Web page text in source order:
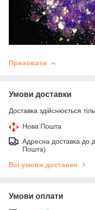
Приховати
Умови доставки
Доставка здійснюється
Нова Пошта
Адресна доставка до
Пошта)
Всі умови доставки
Умови оплати